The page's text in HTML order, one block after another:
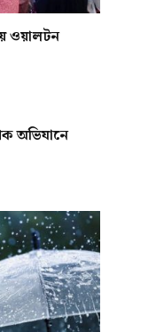
ওয়ালটন
অভিযানে